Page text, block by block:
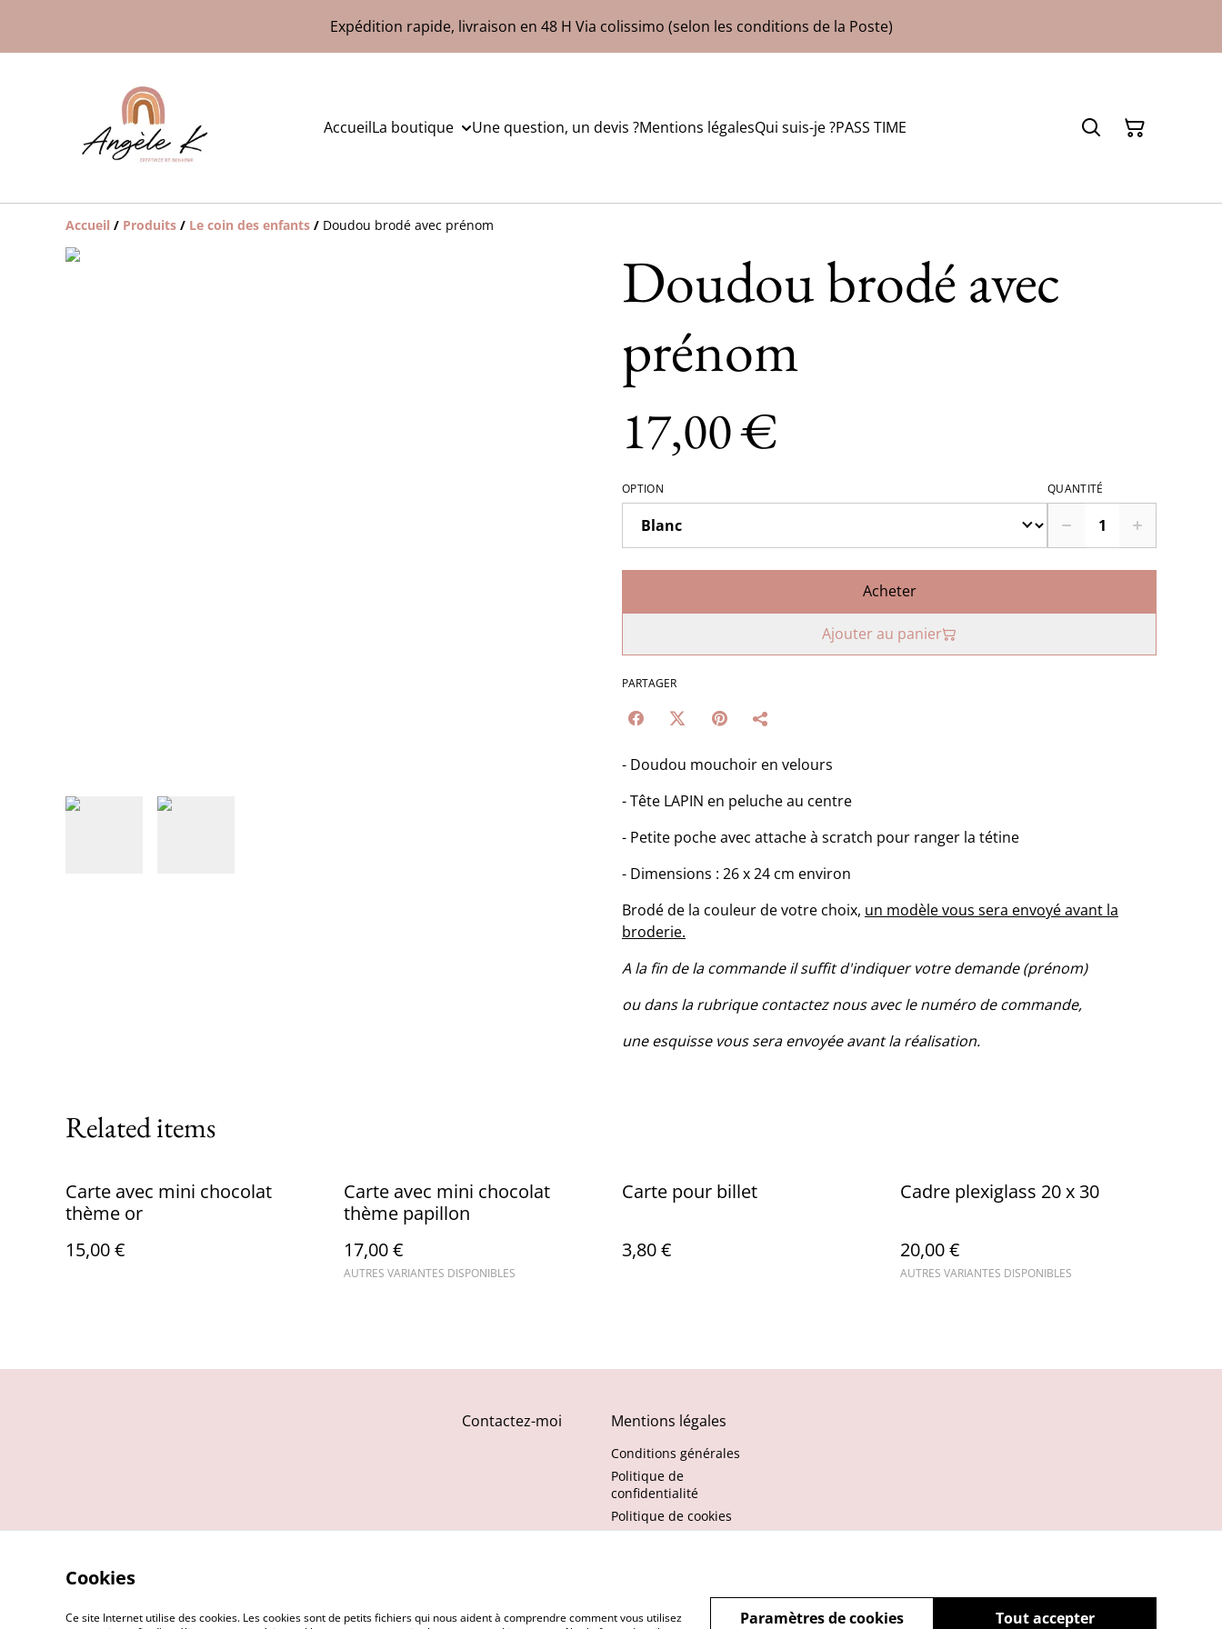
Expédition rapide, livraison en 48 H Via colissimo (selon les conditions de la Poste)
AccueilLa boutique Une question, un devis ?Mentions légalesQui suis-je ?PASS TIME
Accueil / Produits / Le coin des enfants / Doudou brodé avec prénom
Doudou brodé avec
prénom
17,00 €
OPTION QUANTITÉ
Acheter
Ajouter au panier
PARTAGER
- Doudou mouchoir en velours
- Tête LAPIN en peluche au centre
- Petite poche avec attache à scratch pour ranger la tétine
- Dimensions : 26 x 24 cm environ
Brodé de la couleur de votre choix, un modèle vous sera envoyé avant la
broderie.
A la fin de la commande il suffit d'indiquer votre demande (prénom)
ou dans la rubrique contactez nous avec le numéro de commande,
une esquisse vous sera envoyée avant la réalisation.
Related items
Carte avec mini chocolat
thème or
15,00 €
Carte avec mini chocolat
thème papillon
17,00 €
AUTRES VARIANTES DISPONIBLES
Carte pour billet
3,80 €
Cadre plexiglass 20 x 30
20,00 €
AUTRES VARIANTES DISPONIBLES
Contactez-moi Mentions légales
Conditions générales
Politique de
confidentialité
Politique de cookies
Cookies
Ce site Internet utilise des cookies. Les cookies sont de petits fichiers qui nous aident à comprendre comment vous utilisez
Tout accepter
Paramètres de cookies